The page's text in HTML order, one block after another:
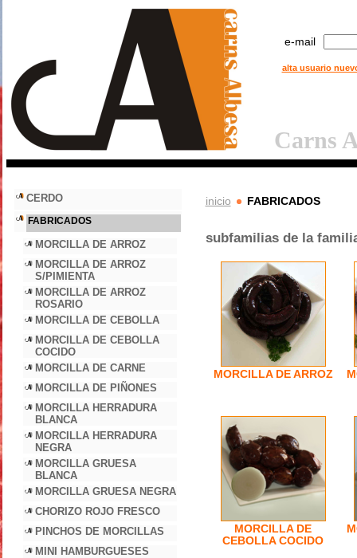
e-mail
alta usuario
Carns
inicio FABRICADOS
subfamilias de la
MORCILLA DE ARROZ
MORCILLA DE
CEBOLLA COCIDO
CERDO
FABRICADOS
MORCILLA DE ARROZ
MORCILLA DE ARROZ
S/PIMIENTA
MORCILLA DE ARROZ
ROSARIO
MORCILLA DE CEBOLLA
MORCILLA DE CEBOLLA
COCIDO
MORCILLA DE CARNE
MORCILLA DE PIÑONES
MORCILLA HERRADURA
BLANCA
MORCILLA HERRADURA
NEGRA
MORCILLA GRUESA
BLANCA
MORCILLA GRUESA NEGRA
CHORIZO ROJO FRESCO
PINCHOS DE MORCILLAS
MINI HAMBURGUESES